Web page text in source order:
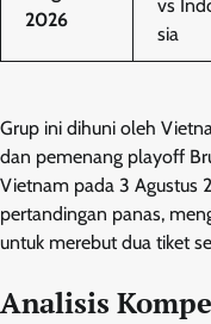
2026
vs
sia
Grup ini dihuni oleh
dan pemenang playoff
Vietnam pada 3 Agustus
pertandingan panas,
untuk merebut dua tiket
Analisis